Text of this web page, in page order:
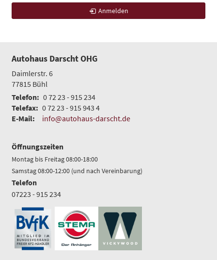
Anmelden
Autohaus Darscht OHG
Daimlerstr. 6
77815 Bühl
Telefon: 0 72 23 - 915 234
Telefax: 0 72 23 - 915 943 4
E-Mail:
info@autohaus-darscht.de
Öffnungszeiten
Montag bis Freitag 08:00-18:00
Samstag 08:00-12:00 (und nach Vereinbarung)
Telefon
07223 - 915 234